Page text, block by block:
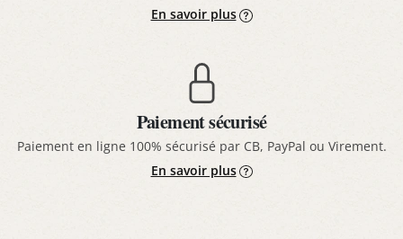
En savoir plus
Paiement sécurisé
Paiement en ligne 100% sécurisé par CB, PayPal ou Virement.
En savoir plus